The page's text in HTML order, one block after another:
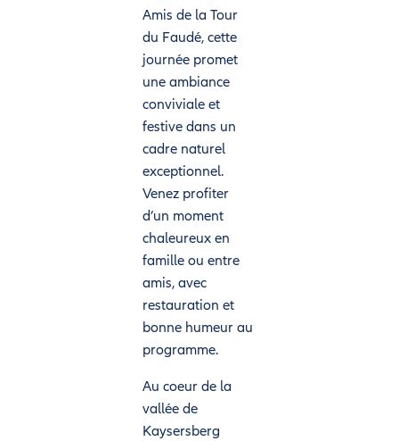
Amis de la Tour
du Faudé, cette
journée promet
une ambiance
conviviale et
festive dans un
cadre naturel
exceptionnel.
Venez profiter
d’un moment
chaleureux en
famille ou entre
amis, avec
restauration et
bonne humeur au
programme.
Au coeur de la
vallée de
Kaysersberg